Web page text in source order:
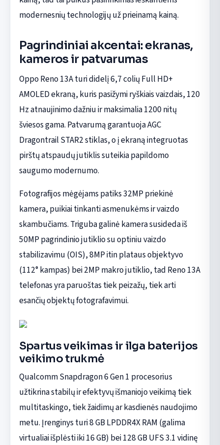
modernesnių technologijų už prieinamą kainą.
Pagrindiniai akcentai: ekranas,
kameros ir patvarumas
Oppo Reno 13A turi didelį 6,7 colių Full HD+
AMOLED ekraną, kuris pasižymi ryškiais vaizdais, 120
Hz atnaujinimo dažniu ir maksimalia 1200 nitų
šviesos gama. Patvarumą garantuoja AGC
Dragontrail STAR2 stiklas, o į ekraną integruotas
pirštų atspaudų jutiklis suteikia papildomo
saugumo modernumo.
Fotografijos mėgėjams patiks 32MP priekinė
kamera, puikiai tinkanti asmenukėms ir vaizdo
skambučiams. Triguba galinė kamera susideda iš
50MP pagrindinio jutiklio su optiniu vaizdo
stabilizavimu (OIS), 8MP itin plataus objektyvo
(112° kampas) bei 2MP makro jutiklio, tad Reno 13A
telefonas yra paruoštas tiek peizažų, tiek arti
esančių objektų fotografavimui.
Spartus veikimas ir ilga baterijos
veikimo trukmė
Qualcomm Snapdragon 6 Gen 1 procesorius
užtikrina stabilų ir efektyvų išmaniojo veikimą tiek
multitaskingo, tiek žaidimų ar kasdienės naudojimo
metu. Įrenginys turi 8 GB LPDDR4X RAM (galima
virtualiai išplėsti iki 16 GB) bei 128 GB UFS 3.1 vidinę